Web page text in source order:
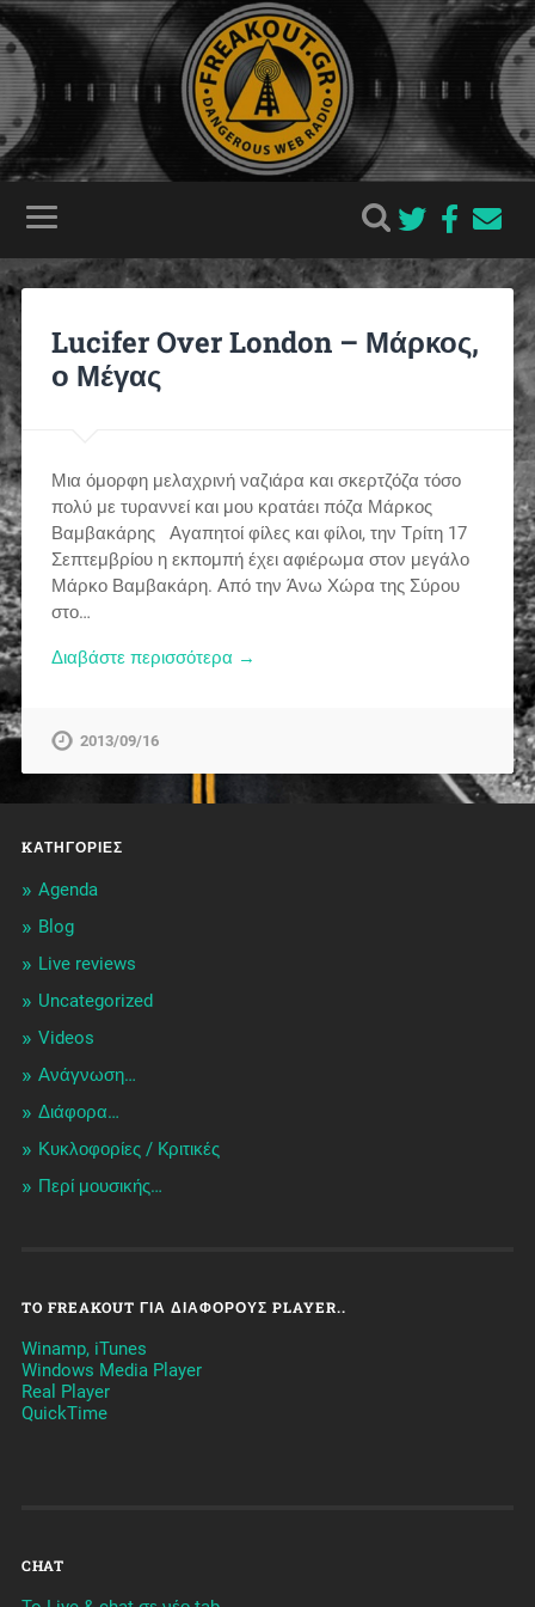
Lucifer Over London – Μάρκος,
ο Μέγας
Μια όμορφη μελαχρινή ναζιάρα και σκερτζόζα τόσο
πολύ με τυραννεί και μου κρατάει πόζα Μάρκος
Βαμβακάρης Αγαπητοί φίλες και φίλοι, την Τρίτη 17
Σεπτεμβρίου η εκπομπή έχει αφιέρωμα στον μεγάλο
Μάρκο Βαμβακάρη. Από την Άνω Χώρα της Σύρου
στο…
Διαβάστε περισσότερα →
2013/09/16
KΑΤΗΓΟΡΊΕΣ
Agenda
Blog
Live reviews
Uncategorized
Videos
Ανάγνωση…
Διάφορα…
Κυκλοφορίες / Kριτικές
Περί μουσικής…
TO FREAKOUT ΓΙΑ ΔΙΆΦΟΡΟΥΣ PLAYER..
Winamp, iTunes
Windows Media Player
Real Player
QuickTime
CHAT